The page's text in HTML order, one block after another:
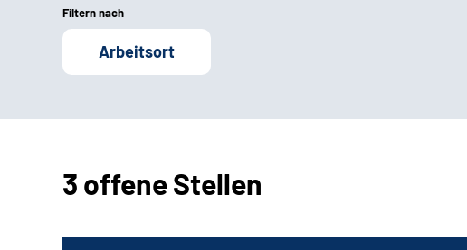
Filtern nach
Arbeitsort
3 offene Stellen